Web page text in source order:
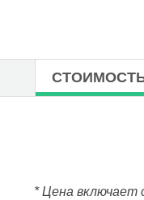
* Цена включает